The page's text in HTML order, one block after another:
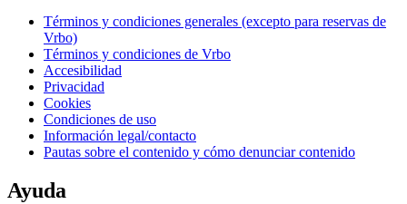
Términos y condiciones generales (excepto para reservas de
Vrbo)
Términos y condiciones de Vrbo
Accesibilidad
Privacidad
Cookies
Condiciones de uso
Información legal/contacto
Pautas sobre el contenido y cómo denunciar contenido
Ayuda